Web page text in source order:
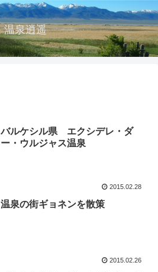
温泉逍遥
バルケシル県 エクシデレ・ダ
ー・ウルジャス温泉
2015.02.28
温泉の街ギョネンを散策
2015.02.26